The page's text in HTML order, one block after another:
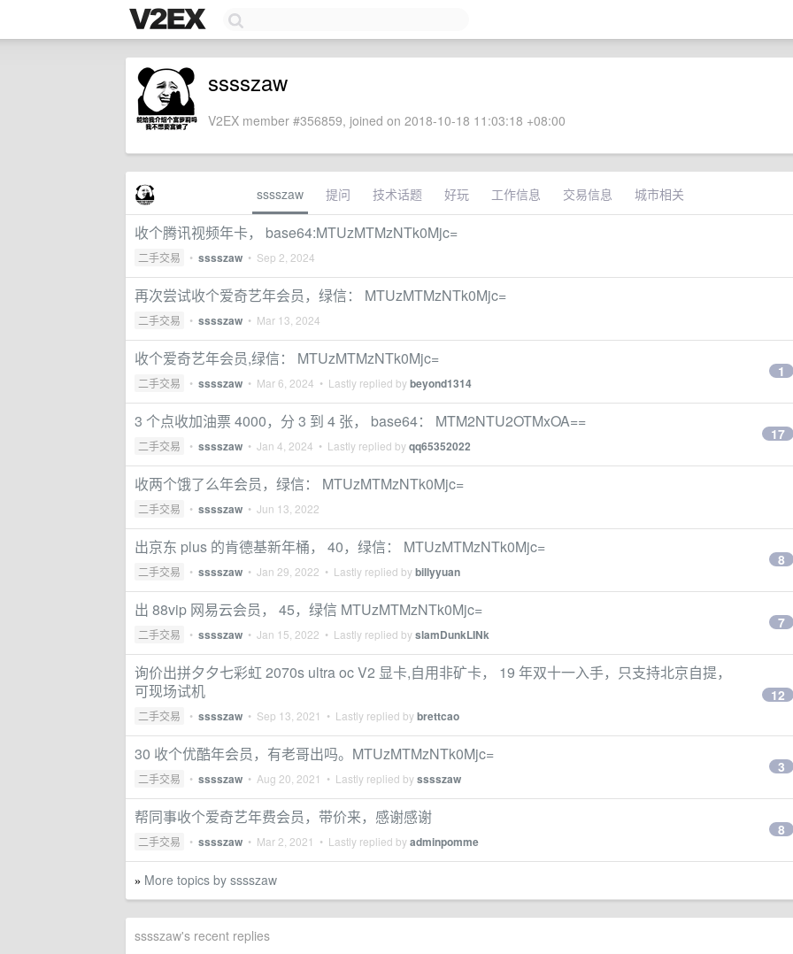
sssszaw
V2EX member #356859, joined on 2018-10-18 11:03:18 +08:00
sssszaw 提问 技术话题 好玩 工作信息 交易信息 城市相关
收个腾讯视频年卡， base64:MTUzMTMzNTk0Mjc=
二手交易 • sssszaw • Sep 2, 2024
再次尝试收个爱奇艺年会员，绿信： MTUzMTMzNTk0Mjc=
二手交易 • sssszaw • Mar 13, 2024
收个爱奇艺年会员,绿信： MTUzMTMzNTk0Mjc=
二手交易 • sssszaw • Mar 6, 2024 • Lastly replied bybeyond1314
1
3 个点收加油票 4000，分 3 到 4 张， base64： MTM2NTU2OTMxOA==
二手交易 • sssszaw • Jan 4, 2024 • Lastly replied byqq65352022
17
收两个饿了么年会员，绿信： MTUzMTMzNTk0Mjc=
二手交易 • sssszaw • Jun 13, 2022
出京东 plus 的肯德基新年桶， 40，绿信： MTUzMTMzNTk0Mjc=
二手交易 • sssszaw • Jan 29, 2022 • Lastly replied bybillyyuan
8
出 88vip 网易云会员， 45，绿信 MTUzMTMzNTk0Mjc=
二手交易 • sssszaw • Jan 15, 2022 • Lastly replied byslamDunkLINk
7
询价出拼夕夕七彩虹 2070s ultra oc V2 显卡,自用非矿卡， 19 年双十一入手，只支持北京自提，
可现场试机
二手交易 • sssszaw • Sep 13, 2021 • Lastly replied bybrettcao
12
30 收个优酷年会员，有老哥出吗。MTUzMTMzNTk0Mjc=
二手交易 • sssszaw • Aug 20, 2021 • Lastly replied bysssszaw
3
帮同事收个爱奇艺年费会员，带价来，感谢感谢
二手交易 • sssszaw • Mar 2, 2021 • Lastly replied byadminpomme
8
» More topics by sssszaw
sssszaw's recent replies